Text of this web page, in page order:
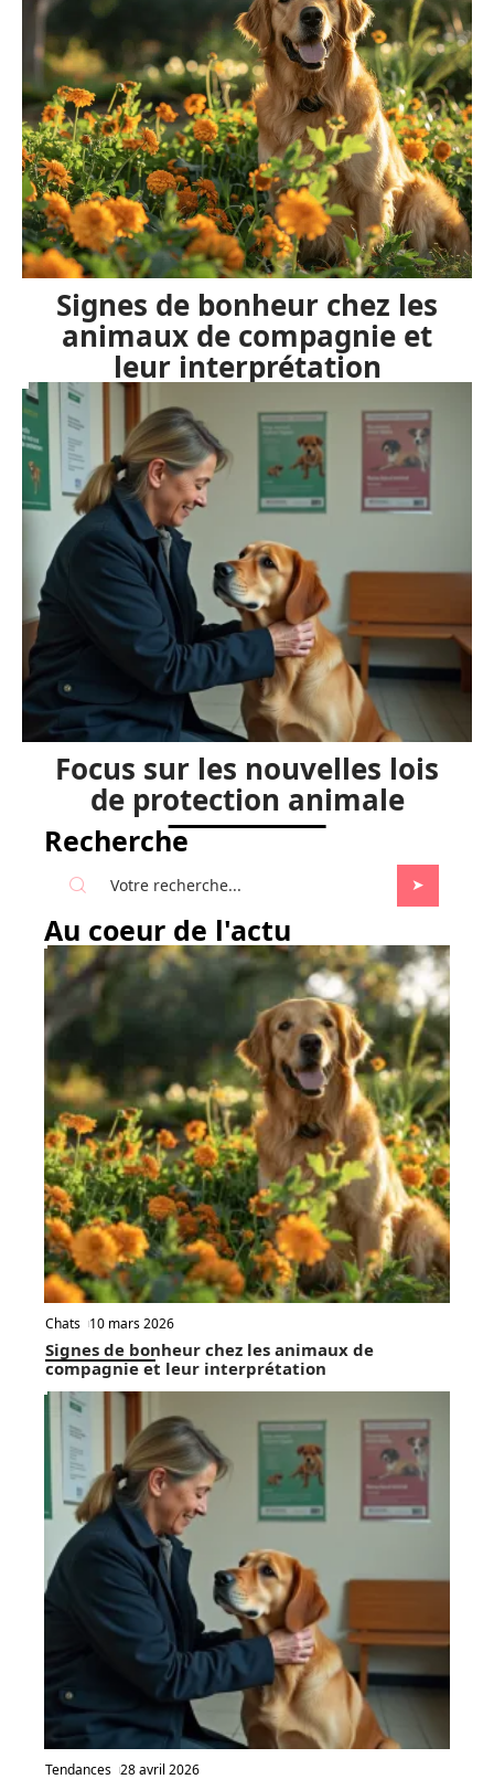
Signes de bonheur chez les
animaux de compagnie et
leur interprétation
Focus sur les nouvelles lois
de protection animale
Recherche
Au coeur de l'actu
Chats 10 mars 2026
Signes de bonheur chez les animaux de
compagnie et leur interprétation
Tendances 28 avril 2026